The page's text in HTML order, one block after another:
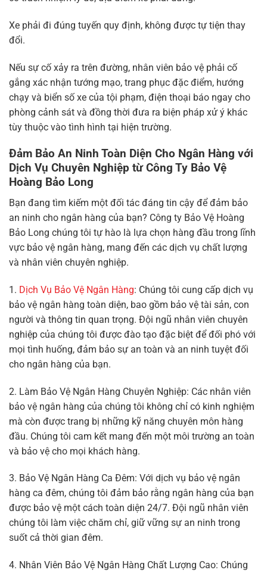
Xe phải đi đúng tuyến quy định, không được tự tiện thay
đổi.
Nếu sự cố xảy ra trên đường, nhân viên bảo vệ phải cố
gắng xác nhận tướng mạo, trang phục đặc điểm, hướng
chạy và biển số xe của tội phạm, điện thoại báo ngay cho
phòng cảnh sát và đồng thời đưa ra biện pháp xử ý khác
tùy thuộc vào tình hình tại hiện trường.
Đảm Bảo An Ninh Toàn Diện Cho Ngân Hàng với
Dịch Vụ Chuyên Nghiệp từ Công Ty Bảo Vệ
Hoàng Bảo Long
Bạn đang tìm kiếm một đối tác đáng tin cậy để đảm bảo
an ninh cho ngân hàng của bạn? Công ty Bảo Vệ Hoàng
Bảo Long chúng tôi tự hào là lựa chọn hàng đầu trong lĩnh
vực bảo vệ ngân hàng, mang đến các dịch vụ chất lượng
và nhân viên chuyên nghiệp.
1. Dịch Vụ Bảo Vệ Ngân Hàng: Chúng tôi cung cấp dịch vụ
bảo vệ ngân hàng toàn diện, bao gồm bảo vệ tài sản, con
người và thông tin quan trọng. Đội ngũ nhân viên chuyên
nghiệp của chúng tôi được đào tạo đặc biệt để đối phó với
mọi tình huống, đảm bảo sự an toàn và an ninh tuyệt đối
cho ngân hàng của bạn.
2. Làm Bảo Vệ Ngân Hàng Chuyên Nghiệp: Các nhân viên
bảo vệ ngân hàng của chúng tôi không chỉ có kinh nghiệm
mà còn được trang bị những kỹ năng chuyên môn hàng
đầu. Chúng tôi cam kết mang đến một môi trường an toàn
và bảo vệ cho mọi khách hàng.
3. Bảo Vệ Ngân Hàng Ca Đêm: Với dịch vụ bảo vệ ngân
hàng ca đêm, chúng tôi đảm bảo rằng ngân hàng của bạn
được bảo vệ một cách toàn diện 24/7. Đội ngũ nhân viên
chúng tôi làm việc chăm chỉ, giữ vững sự an ninh trong
suốt cả thời gian đêm.
4. Nhân Viên Bảo Vệ Ngân Hàng Chất Lượng Cao: Chúng